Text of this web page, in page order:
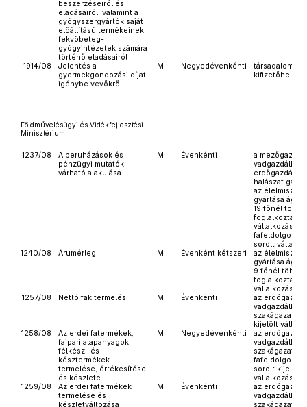
beszerzéseiről és
eladásairól, valamint a
gyógyszergyártók saját
előállítású termékeinek
fekvőbeteg-
gyógyintézetek számára
történő eladásairól
1914/08
Jelentés a
gyermekgondozási díjat
igénybe vevőkről
M Negyedévenkénti
kifizetőhelyek
Földművelésügyi és Vidékfejlesztési
Minisztérium
1237/08
A beruházások és
pénzügyi mutatók
várható alakulása
M Évenkénti
a
halászat
az élelmiszer,
gyártása
19 főnél
foglalkoztató
vállalkozások
fafeldolgozás
sorolt
1240/08
Árumérleg M Évenként kétszeri
az élelmiszer,
gyártása
9 főnél többet
foglalkoztató
vállalkozások
1257/08
Nettó fakitermelés M Évenkénti
az
szakágazatba
kijelölt
1258/08
Az erdei fatermékek,
faipari alapanyagok
félkész- és
késztermékek
termelése, értékesítése
és készlete
M Negyedévenkénti
az
szakágazatba
fafeldolgozás
sorolt kijelölt
vállalkozások
1259/08
Az erdei fatermékek
termelése és
készletváltozása
M Évenkénti
az
szakágazatba